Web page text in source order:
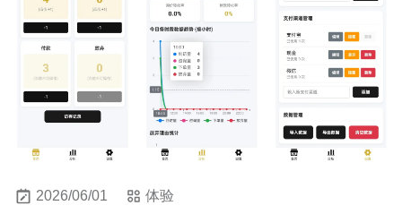
2026/06/01 体验